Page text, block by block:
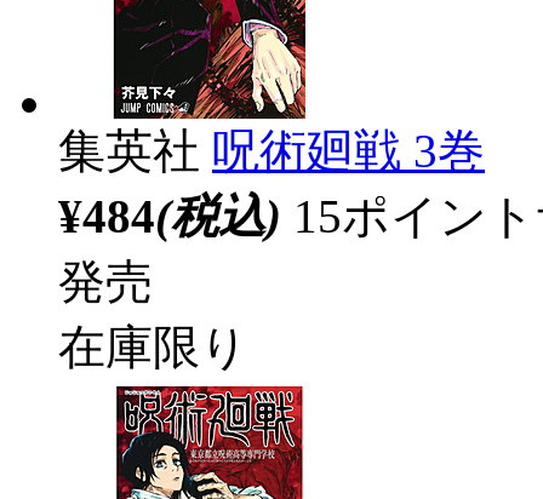
集英社 呪術廻戦 3巻
¥484(税込) 15ポイン
発売
在庫限り